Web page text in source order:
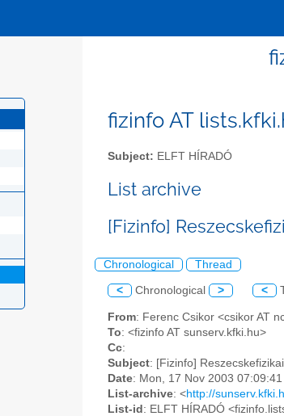
fizinfo AT
Subject: ELFT HÍRADÓ
List archive
[Fizinfo]
Chronological Thread
< Chronological > <
From: Ferenc Csikor <csikor AT
To: <fizinfo AT sunserv.kfki.hu>
Cc:
Subject: [Fizinfo]
Date: Mon, 17 Nov 2003
List-archive: <http://
List-id : ELFT HÍRADÓ